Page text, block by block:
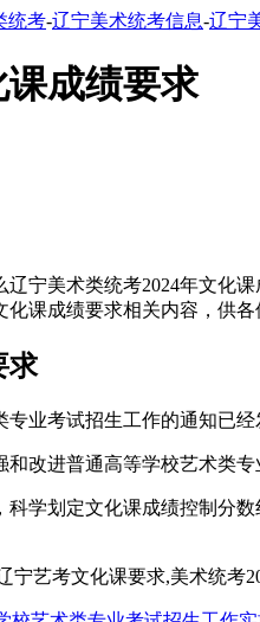
统考-辽宁美术统考信息-辽宁
成绩要求
宁美术类统考2024年文
课成绩要求相关内容，供各
求
业考试招生工作的通知已
改进普通高等学校艺术类
学划定文化课成绩控制分